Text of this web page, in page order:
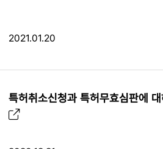
2021.01.20
특허취소신청과 특허무효심판에